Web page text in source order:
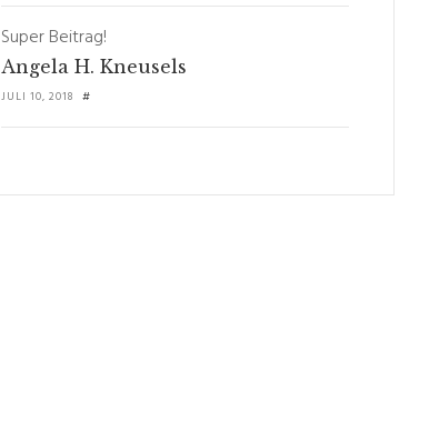
Super Beitrag!
Angela H. Kneusels
JULI 10, 2018 #